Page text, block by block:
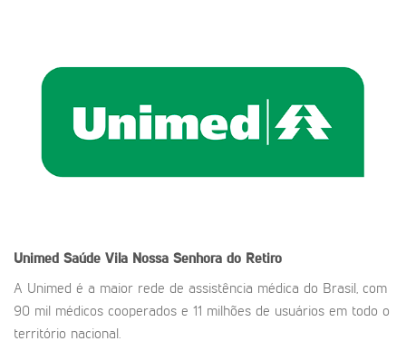
Unimed Saúde Vila Nossa Senhora do Retiro
A Unimed é a maior rede de assistência médica do Brasil, com
90 mil médicos cooperados e 11 milhões de usuários em todo o
território nacional.